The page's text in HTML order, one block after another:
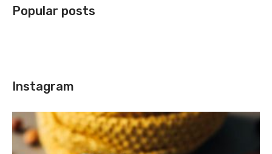
Popular posts
Instagram